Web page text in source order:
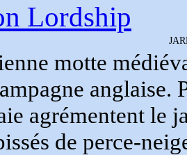
Lordship
motte
anglaise.
agrémentent le
de perce-